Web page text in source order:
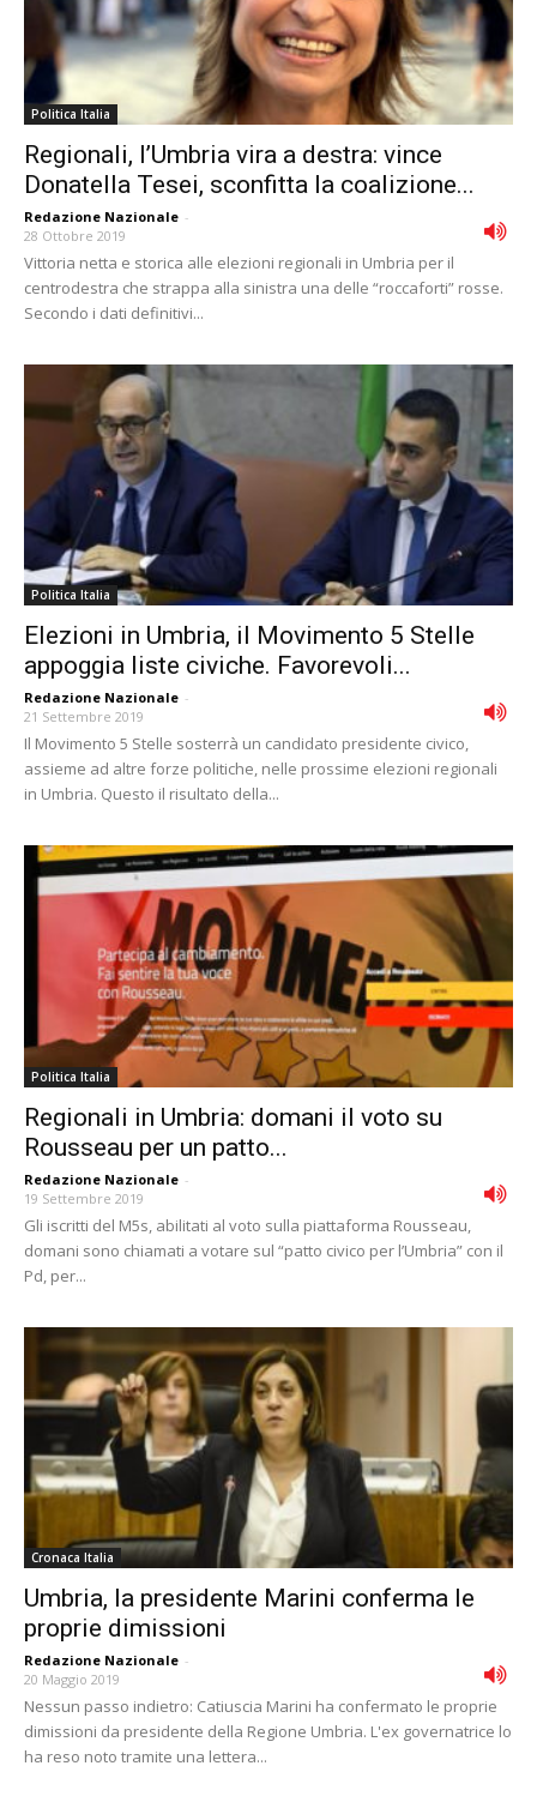
Politica Italia
Regionali, l’Umbria vira a destra: vince
Donatella Tesei, sconfitta la coalizione...
Redazione Nazionale -
28 Ottobre 2019
Vittoria netta e storica alle elezioni regionali in Umbria per il
centrodestra che strappa alla sinistra una delle “roccaforti” rosse.
Secondo i dati definitivi...
Politica Italia
Elezioni in Umbria, il Movimento 5 Stelle
appoggia liste civiche. Favorevoli...
Redazione Nazionale -
21 Settembre 2019
Il Movimento 5 Stelle sosterrà un candidato presidente civico,
assieme ad altre forze politiche, nelle prossime elezioni regionali
in Umbria. Questo il risultato della...
Politica Italia
Regionali in Umbria: domani il voto su
Rousseau per un patto...
Redazione Nazionale -
19 Settembre 2019
Gli iscritti del M5s, abilitati al voto sulla piattaforma Rousseau,
domani sono chiamati a votare sul “patto civico per l’Umbria” con il
Pd, per...
Cronaca Italia
Umbria, la presidente Marini conferma le
proprie dimissioni
Redazione Nazionale -
20 Maggio 2019
Nessun passo indietro: Catiuscia Marini ha confermato le proprie
dimissioni da presidente della Regione Umbria. L'ex governatrice lo
ha reso noto tramite una lettera...